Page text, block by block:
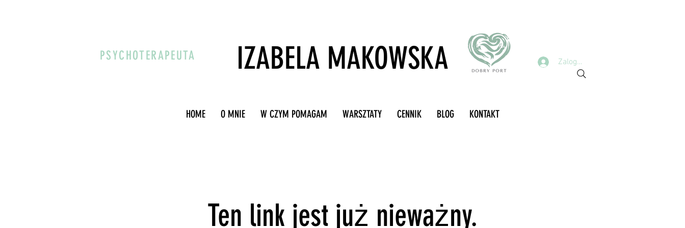
PSYCHOTERAPEUTA IZABELA MAKOWSKA Zaloguj się
HOME O MNIE W CZYM POMAGAM WARSZTATY CENNIK BLOG KONTAKT
Ten link jest już nieważny.